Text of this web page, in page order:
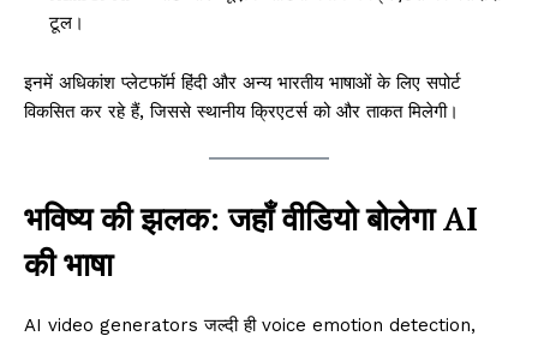
टूल।
इनमें अधिकांश प्लेटफॉर्म हिंदी और अन्य भारतीय भाषाओं के लिए सपोर्ट
विकसित कर रहे हैं, जिससे स्थानीय क्रिएटर्स को और ताकत मिलेगी।
भविष्य की झलक: जहाँ वीडियो बोलेगा AI
की भाषा
AI video generators जल्दी ही voice emotion detection,